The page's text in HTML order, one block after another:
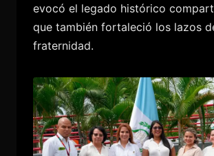
evocó el legado histórico
que también fortaleció los lazos
fraternidad.